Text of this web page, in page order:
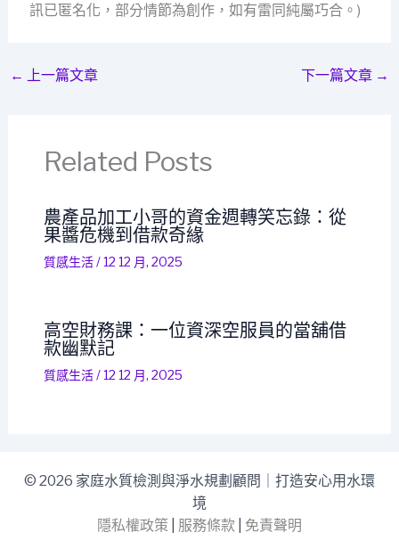
訊已匿名化，部分情節為創作，如有雷同純屬巧合。)
← 上一篇文章 下一篇文章 →
Related Posts
農產品加工小哥的資金週轉笑忘錄：從
果醬危機到借款奇緣
質感生活/12 12 月, 2025
高空財務課：一位資深空服員的當舖借
款幽默記
質感生活/12 12 月, 2025
© 2026 家庭水質檢測與淨水規劃顧問｜打造安心用水環
境
隱私權政策
服務條款 免責聲明